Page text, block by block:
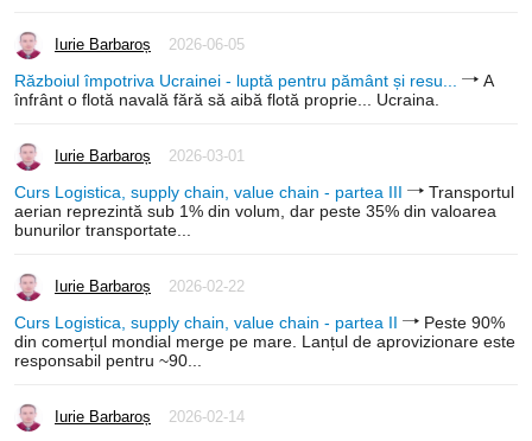
Iurie Barbaroș 2026-06-05
Războiul împotriva Ucrainei - luptă pentru pământ și resu...
A
înfrânt o flotă navală fără să aibă flotă proprie... Ucraina.
Iurie Barbaroș 2026-03-01
Curs Logistica, supply chain, value chain - partea III
Transportul
aerian reprezintă sub 1% din volum, dar peste 35% din valoarea
bunurilor transportate...
Iurie Barbaroș 2026-02-22
Curs Logistica, supply chain, value chain - partea II
Peste 90%
din comerțul mondial merge pe mare. Lanțul de aprovizionare este
responsabil pentru ~90...
Iurie Barbaroș 2026-02-14